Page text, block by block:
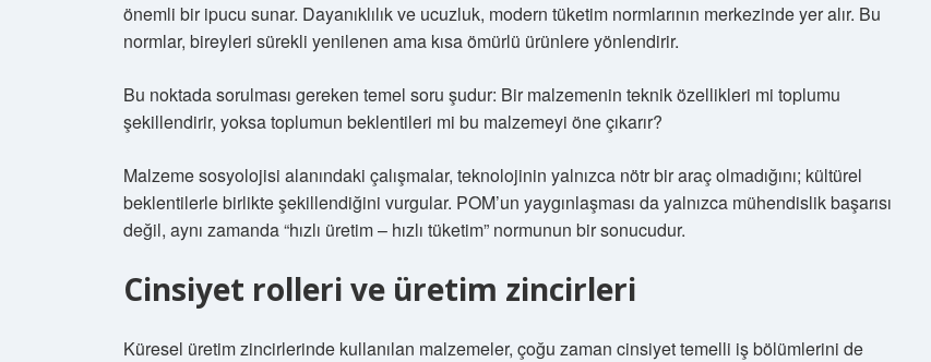
önemli bir ipucu sunar. Dayanıklılık ve ucuzluk, modern tüketim normlarının merkezinde yer alır. Bu
normlar, bireyleri sürekli yenilenen ama kısa ömürlü ürünlere yönlendirir.
Bu noktada sorulması gereken temel soru şudur: Bir malzemenin teknik özellikleri mi toplumu
şekillendirir, yoksa toplumun beklentileri mi bu malzemeyi öne çıkarır?
Malzeme sosyolojisi alanındaki çalışmalar, teknolojinin yalnızca nötr bir araç olmadığını; kültürel
beklentilerle birlikte şekillendiğini vurgular. POM’un yaygınlaşması da yalnızca mühendislik başarısı
değil, aynı zamanda “hızlı üretim – hızlı tüketim” normunun bir sonucudur.
Cinsiyet rolleri ve üretim zincirleri
Küresel üretim zincirlerinde kullanılan malzemeler, çoğu zaman cinsiyet temelli iş bölümlerini de